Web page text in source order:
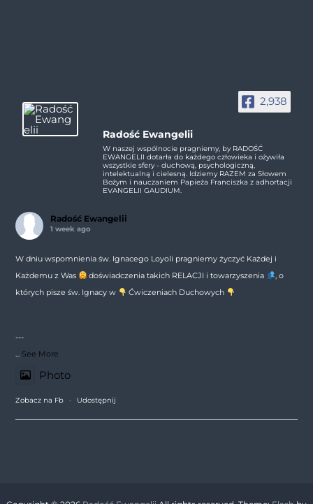
2,938
Radość Ewangelii
W naszej wspólnocie pragniemy, by RADOŚĆ
EWANGELII dotarła do każdego człowieka i ożywiła
wszystkie sfery - duchową, psychologiczną,
intelektualną i cielesną. Idziemy RAZEM za Słowem
Bożym i nauczaniem Papieża Franciszka z adhortacji
EVANGELII GAUDIUM.
Radość Ewangelii
1 week ago
W dniu wspomnienia św. Ignacego Loyoli pragniemy życzyć Każdej i
Każdemu z Was
doświadczenia takich RELACJI i towarzyszenia
, o
których pisze św. Ignacy w
Ćwiczeniach Duchowych
---
See More
Photo
Zobacz na Fb · Udostępnij